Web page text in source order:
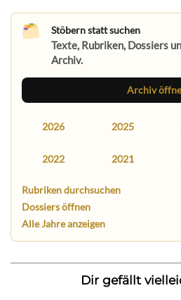
Stöbern statt suchen
Texte, Rubriken, Dossiers
Archiv.
Archiv
2026 2025
2022 2021
Rubriken durchsuchen
Dossiers öffnen
Alle Jahre anzeigen
Dir gefällt